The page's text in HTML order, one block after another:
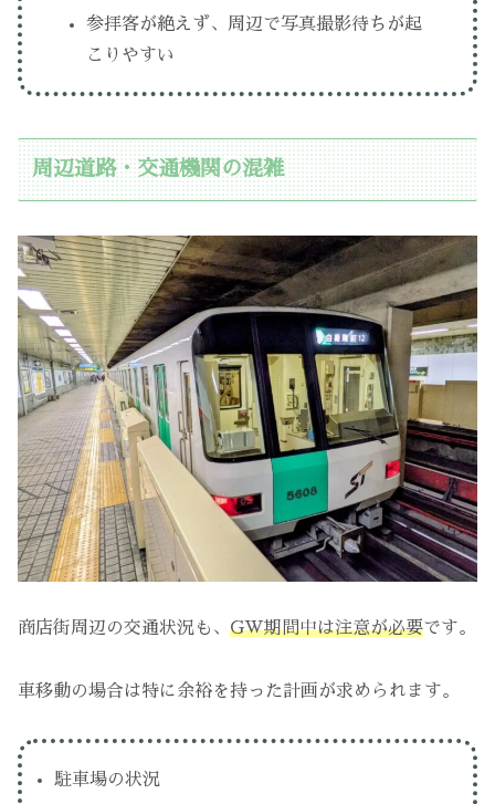
参拝客が絶えず、周辺で写真撮影待ちが起
こりやすい
周辺道路・交通機関の混雑
商店街周辺の交通状況も、 GW期間中は注意が必要です。
車移動の場合は特に余裕を持った計画が求められます。
駐車場の状況